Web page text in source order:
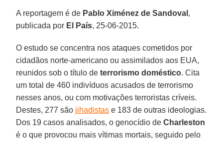
A reportagem é de Pablo Ximénez de Sandoval ,
publicada por El País, 25-06-2015.
O estudo se concentra nos ataques cometidos por
cidadãos norte-americano ou assimilados aos EUA,
reunidos sob o título deterrorismo doméstico. Cita
um total de 460 indivíduos acusados de terrorismo
nesses anos, ou com motivações terroristas críveis.
Destes, 277 são jihadistas e 183 de outras ideologias.
Dos 19 casos analisados, o genocídio de Charleston
é o que provocou mais vítimas mortais, seguido pelo